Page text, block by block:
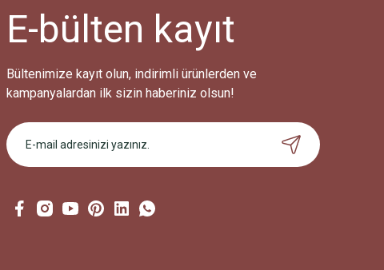
E-bülten kayıt
Bültenimize kayıt olun, indirimli ürünlerden ve
kampanyalardan ilk sizin haberiniz olsun!